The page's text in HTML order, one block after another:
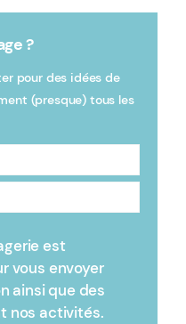
?
pour des idées de
(presque) tous les
est
vous envoyer
ainsi que des
nos activités.